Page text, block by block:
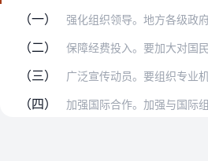
（一）
强化组织领导。地方各级政府要结合本地实际，强化组织保障，统筹协调，制定实施方案，细化工
（二） 保障经费投入。要加大对国民营养计划工作的投入力度，充分依托各方资
（三） 广泛宣传动员。要组织专业机构、行业学会、协会以及新闻媒体等开展多渠道、多形式的主题宣
（四） 加强国际合作。加强与国际组织和相关国家营养专业机构的交流，通过项目合作、